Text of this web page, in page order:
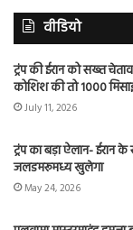
वीडियो
ट्रंप की ईरान को सख्त
कोशिश की तो 1000
July 11, 2026
ट्रंप का बड़ा ऐलान- ईरान
जलडमरूमध्य खुलेगा
May 24, 2026